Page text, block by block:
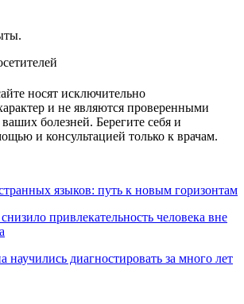
носят исключительно
и не являются проверенными
болезней. Берегите себя и
и консультацией только к врачам.
языков: путь к новым горизонтам
привлекательность человека вне
научились диагностировать за много лет